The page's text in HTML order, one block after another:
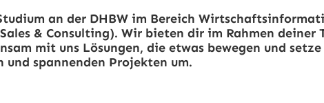
an der DHBW im Bereich
& Consulting). Wir bieten dir im Rahmen deiner
mit uns Lösungen, die etwas bewegen und
spannenden Projekten um.